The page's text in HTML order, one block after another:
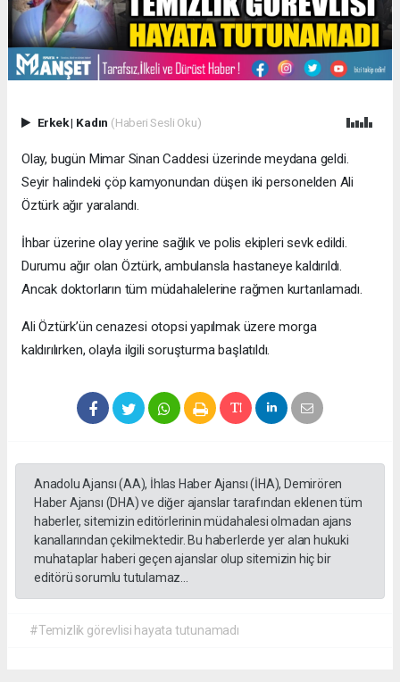
Erkek| Kadın (Haberi Sesli Oku)
Olay, bugün Mimar Sinan Caddesi üzerinde meydana geldi.
Seyir halindeki çöp kamyonundan düşen iki personelden Ali
Öztürk ağır yaralandı.
İhbar üzerine olay yerine sağlık ve polis ekipleri sevk edildi.
Durumu ağır olan Öztürk, ambulansla hastaneye kaldırıldı.
Ancak doktorların tüm müdahalelerine rağmen kurtarılamadı.
Ali Öztürk’ün cenazesi otopsi yapılmak üzere morga
kaldırılırken, olayla ilgili soruşturma başlatıldı.
Anadolu Ajansı (AA), İhlas Haber Ajansı (İHA), Demirören
Haber Ajansı (DHA) ve diğer ajanslar tarafından eklenen tüm
haberler, sitemizin editörlerinin müdahalesi olmadan ajans
kanallarından çekilmektedir. Bu haberlerde yer alan hukuki
muhataplar haberi geçen ajanslar olup sitemizin hiç bir
editörü sorumlu tutulamaz...
#Temizlik görevlisi hayata tutunamadı